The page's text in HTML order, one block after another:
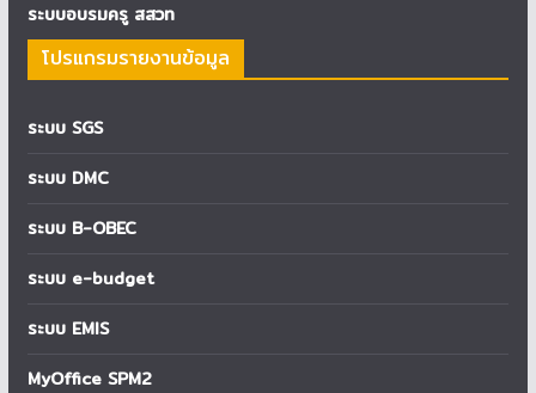
ระบบอบรมครู สสวท
โปรแกรมรายงานข้อมูล
ระบบ SGS
ระบบ DMC
ระบบ B-OBEC
ระบบ e-budget
ระบบ EMIS
MyOffice SPM2